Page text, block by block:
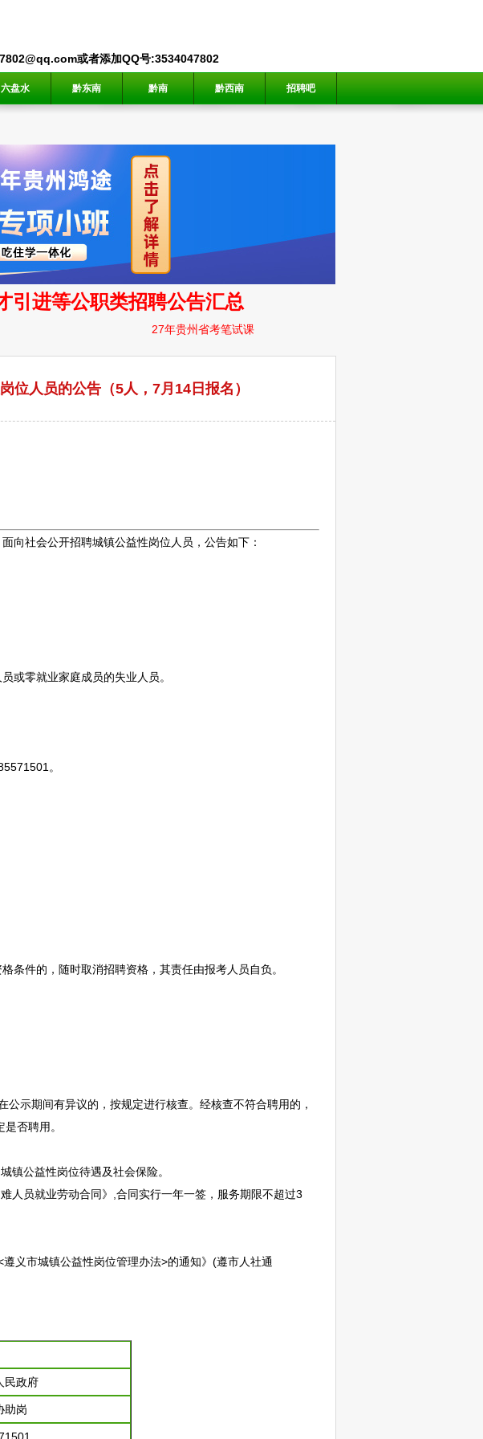
或者添加QQ号:3534047802
六盘水 黔东南 黔南 黔西南 招聘吧
位人员的公告（5人，7月14日报名）
向社会公开招聘城镇公益性岗位人员，公告如下：
零就业家庭成员的失业人员。
。
条件的，随时取消招聘资格，其责任由报考人员自负。
示期间有异议的，按规定进行核查。经核查不符合聘用的，
否聘用。
公益性岗位待遇及社会保险。
人员就业劳动合同》,合同实行一年一签，服务期限不超过3
遵义市城镇公益性岗位管理办法>的通知》(遵市人社通
民政府
助岗